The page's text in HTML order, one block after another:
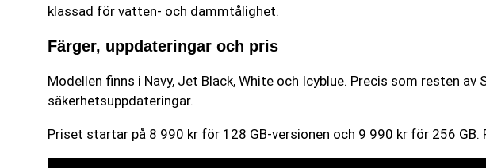
klassad för vatten- och dammtålighet.
Färger, uppdateringar och pris
Modellen finns i Navy, Jet Black, White och Icyblue. Precis som resten
säkerhetsuppdateringar.
Priset startar på 8 990 kr för 128 GB-versionen och 9 990 kr för 256